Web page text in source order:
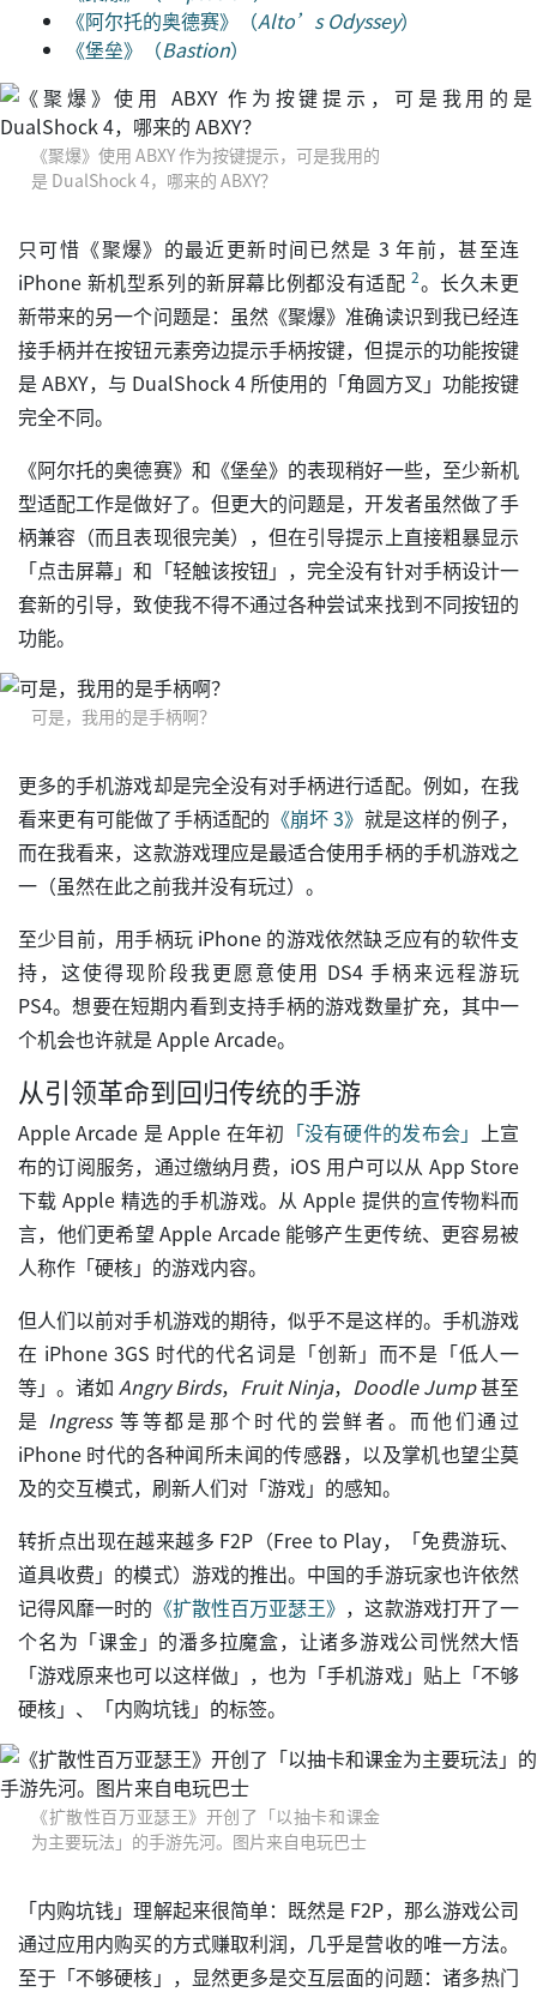
《阿尔托的奥德赛》（Alto’s Odyssey）
《堡垒》（Bastion）
《聚爆》使用 ABXY 作为按键提示，可是我用的
是 DualShock 4，哪来的 ABXY？
只可惜《聚爆》的最近更新时间已然是 3 年前，甚至连
iPhone 新机型系列的新屏幕比例都没有适配 2。长久未更
新带来的另一个问题是：虽然《聚爆》准确读识到我已经连
接手柄并在按钮元素旁边提示手柄按键，但提示的功能按键
是 ABXY，与 DualShock 4 所使用的「角圆方叉」功能按键
完全不同。
《阿尔托的奥德赛》和《堡垒》的表现稍好一些，至少新机
型适配工作是做好了。但更大的问题是，开发者虽然做了手
柄兼容（而且表现很完美），但在引导提示上直接粗暴显示
「点击屏幕」和「轻触该按钮」，完全没有针对手柄设计一
套新的引导，致使我不得不通过各种尝试来找到不同按钮的
功能。
可是，我用的是手柄啊？
更多的手机游戏却是完全没有对手柄进行适配。例如，在我
看来更有可能做了手柄适配的 《崩坏 3》 就是这样的例子，
而在我看来，这款游戏理应是最适合使用手柄的手机游戏之
一（虽然在此之前我并没有玩过）。
至少目前，用手柄玩 iPhone 的游戏依然缺乏应有的软件支
持，这使得现阶段我更愿意使用 DS4 手柄来远程游玩
PS4。想要在短期内看到支持手柄的游戏数量扩充，其中一
个机会也许就是 Apple Arcade。
从引领革命到回归传统的手游
Apple Arcade 是 Apple 在年初 「没有硬件的发布会」 上宣
布的订阅服务，通过缴纳月费，iOS 用户可以从 App Store
下载 Apple 精选的手机游戏。从 Apple 提供的宣传物料而
言，他们更希望 Apple Arcade 能够产生更传统、更容易被
人称作「硬核」的游戏内容。
但人们以前对手机游戏的期待，似乎不是这样的。手机游戏
在 iPhone 3GS 时代的代名词是「创新」而不是「低人一
等」。诸如 Angry Birds， Fruit Ninja， Doodle Jump甚至
是 Ingress等等都是那个时代的尝鲜者。而他们通过
iPhone 时代的各种闻所未闻的传感器，以及掌机也望尘莫
及的交互模式，刷新人们对「游戏」的感知。
转折点出现在越来越多 F2P（Free to Play，「免费游玩、
道具收费」的模式）游戏的推出。中国的手游玩家也许依然
记得风靡一时的 《扩散性百万亚瑟王》 ，这款游戏打开了一
个名为「课金」的潘多拉魔盒，让诸多游戏公司恍然大悟
「游戏原来也可以这样做」，也为「手机游戏」贴上「不够
硬核」、「内购坑钱」的标签。
《扩散性百万亚瑟王》开创了「以抽卡和课金
为主要玩法」的手游先河。图片来自电玩巴士
「内购坑钱」理解起来很简单：既然是 F2P，那么游戏公司
通过应用内购买的方式赚取利润，几乎是营收的唯一方法。
至于「不够硬核」，显然更多是交互层面的问题：诸多热门